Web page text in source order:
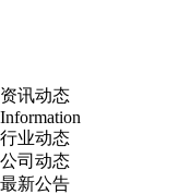
资讯动态
Information
行业动态
公司动态
最新公告